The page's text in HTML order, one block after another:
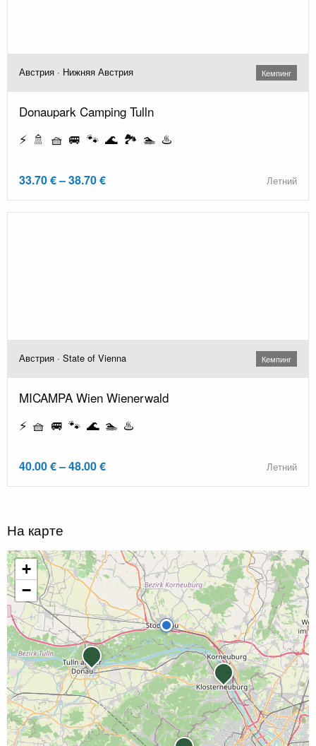
Австрия · Нижняя Австрия Кемпинг
Donaupark Camping Tulln
⚡ 🚿 🧺 🚐 🐾 🌊 🏞️ 🏊 ♨️
33.70 € – 38.70 € Летний
Австрия · State of Vienna Кемпинг
MICAMPA Wien Wienerwald
⚡ 🧺 🚐 🐾 🌊 🏊 ♨️
40.00 € – 48.00 € Летний
На карте
+
−